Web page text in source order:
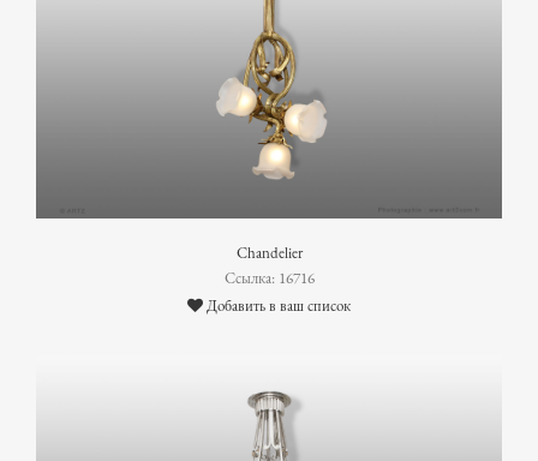
Chandelier
Ссылка: 16716
Добавить в ваш список